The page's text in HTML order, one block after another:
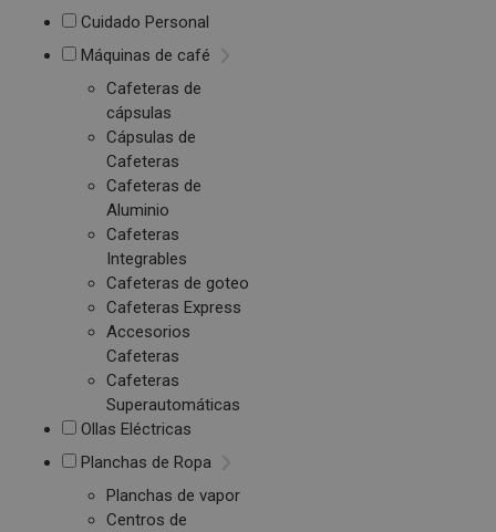
Cuidado Personal
Máquinas de café
Cafeteras de
cápsulas
Cápsulas de
Cafeteras
Cafeteras de
Aluminio
Cafeteras
Integrables
Cafeteras de goteo
Cafeteras Express
Accesorios
Cafeteras
Cafeteras
Superautomáticas
Ollas Eléctricas
Planchas de Ropa
Planchas de vapor
Centros de